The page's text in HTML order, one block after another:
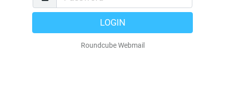
LOGIN
Roundcube Webmail